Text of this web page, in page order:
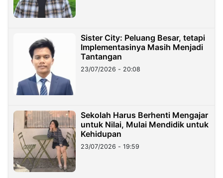
Sister City: Peluang Besar, tetapi
Implementasinya Masih Menjadi
Tantangan
23/07/2026 - 20:08
Sekolah Harus Berhenti Mengajar
untuk Nilai, Mulai Mendidik untuk
Kehidupan
23/07/2026 - 19:59